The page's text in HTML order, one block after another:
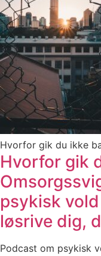
Hvorfor gik du ikke
Hvorfor gik
psykisk
løsrive dig,
Podcast om psykisk